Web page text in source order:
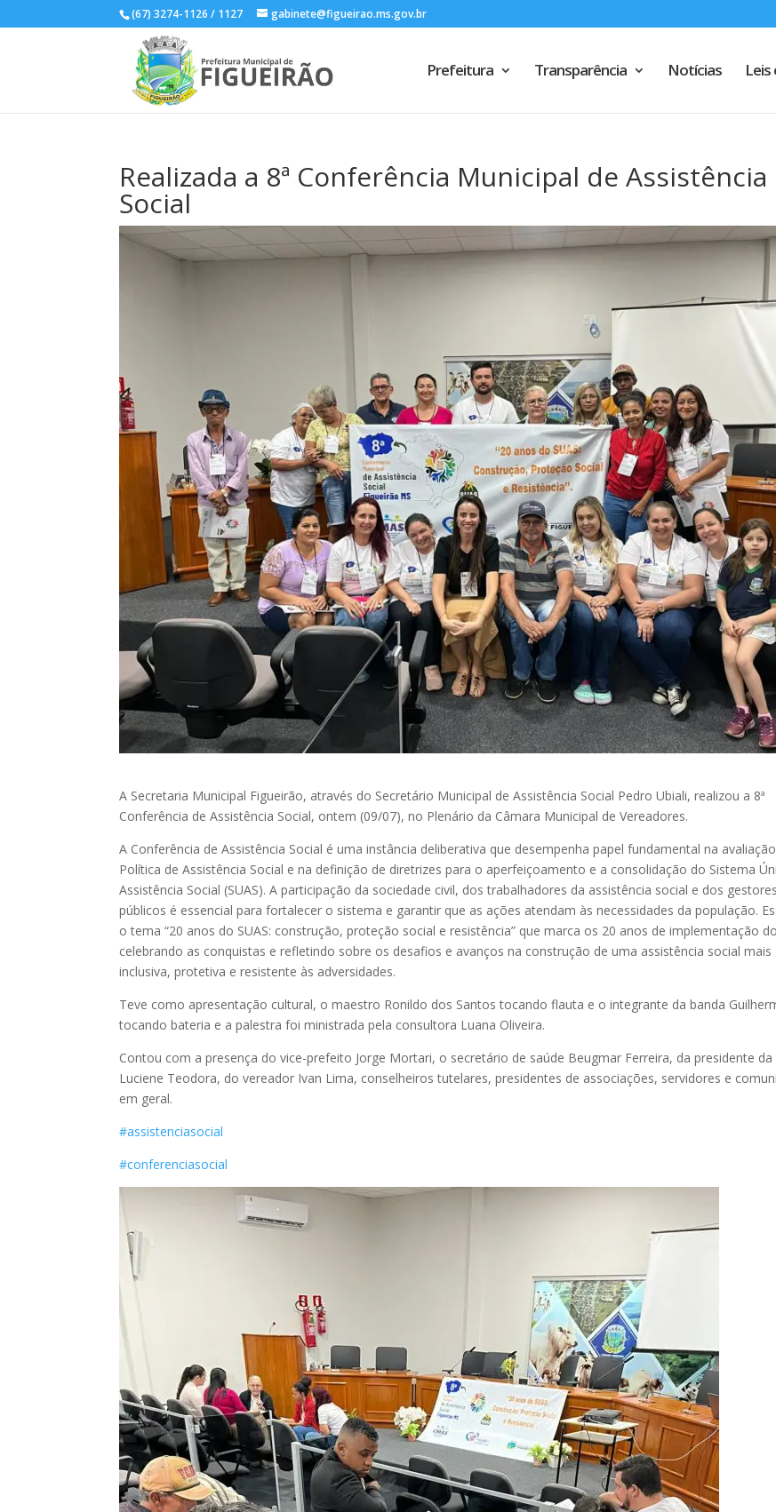
(67) 3274-1126 / 1127 gabinete@figueirao.ms.gov.br
Prefeitura Transparência Notícias
Realizada a 8ª Conferência Municipal de Assistência
Social
A Secretaria Municipal Figueirão, através do Secretário Municipal de Assistência Social Pedro Ubiali, realizou a 8ª
Conferência de Assistência Social, ontem (09/07), no Plenário da Câmara Municipal de Vereadores.
A Conferência de Assistência Social é uma instância deliberativa que desempenha papel fundamental na
Política de Assistência Social e na definição de diretrizes para o aperfeiçoamento e a consolidação do Sistema
Assistência Social (SUAS). A participação da sociedade civil, dos trabalhadores da assistência social e dos gestores
públicos é essencial para fortalecer o sistema e garantir que as ações atendam às necessidades da população.
o tema “20 anos do SUAS: construção, proteção social e resistência” que marca os 20 anos de implementação
celebrando as conquistas e refletindo sobre os desafios e avanços na construção de uma assistência social mais
inclusiva, protetiva e resistente às adversidades.
Teve como apresentação cultural, o maestro Ronildo dos Santos tocando flauta e o integrante da banda
tocando bateria e a palestra foi ministrada pela consultora Luana Oliveira.
Contou com a presença do vice-prefeito Jorge Mortari, o secretário de saúde Beugmar Ferreira, da presidente da
Luciene Teodora, do vereador Ivan Lima, conselheiros tutelares, presidentes de associações, servidores e
em geral.
#assistenciasocial
#conferenciasocial